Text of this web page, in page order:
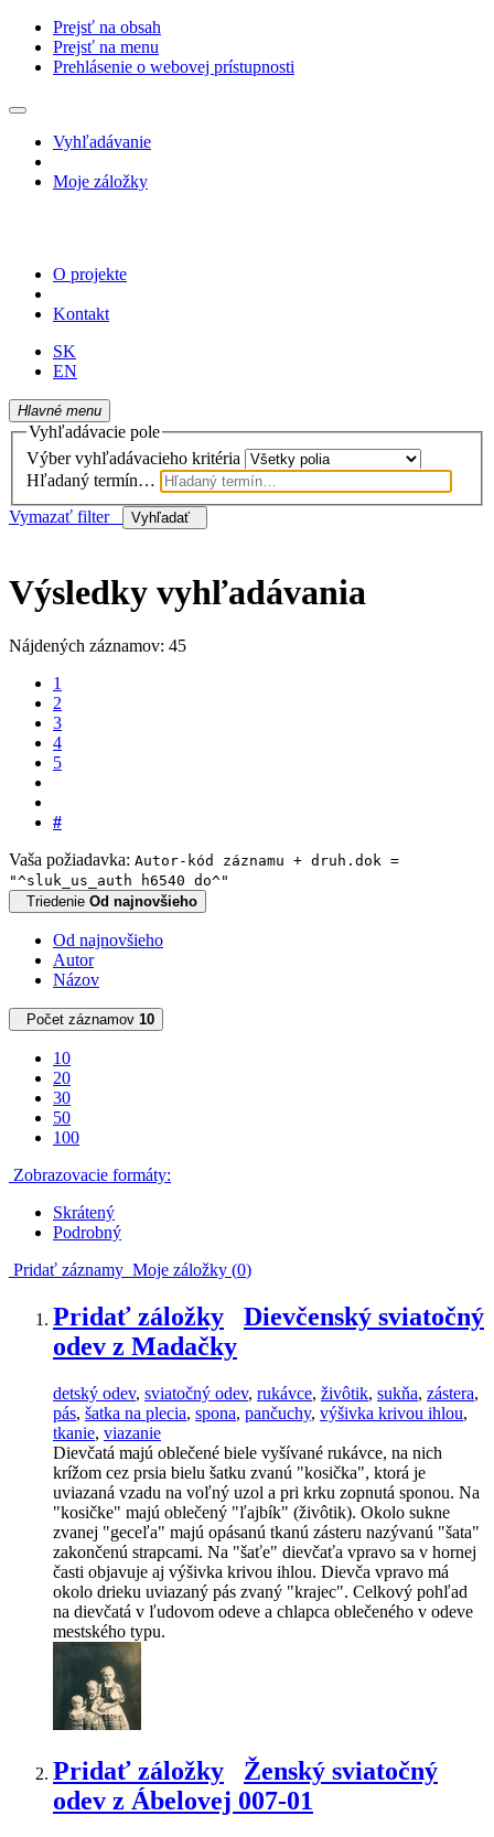
Prejsť na obsah
Prejsť na menu
Prehlásenie o webovej prístupnosti
Vyhľadávanie
Moje záložky
O projekte
Kontakt
SK
EN
Hlavné menu
Vyhľadávacie pole
Výber vyhľadávacieho kritéria
Hľadaný termín…
Vymazať filter
Vyhľadať
Výsledky vyhľadávania
Nájdených záznamov: 45
1
2
3
4
5
#
Vaša požiadavka: Autor-kód záznamu + druh.dok =
"^sluk_us_auth h6540 do^"
Triedenie Od najnovšieho
Od najnovšieho
Autor
Názov
Počet záznamov 10
10
20
30
50
100
Zobrazovacie formáty:
Skrátený
Podrobný
Pridať záznamy Moje záložky (0)
Pridať záložky
Dievčenský sviatočný
odev z Madačky
detský odev, sviatočný odev, rukávce, živôtik, sukňa, zástera,
pás, šatka na plecia, spona, pančuchy, výšivka krivou ihlou,
tkanie, viazanie
Dievčatá majú oblečené biele vyšívané rukávce, na nich
krížom cez prsia bielu šatku zvanú "kosička", ktorá je
uviazaná vzadu na voľný uzol a pri krku zopnutá sponou. Na
"kosičke" majú oblečený "ľajbík" (živôtik). Okolo sukne
zvanej "geceľa" majú opásanú tkanú zásteru nazývanú "šata"
zakončenú strapcami. Na "šaťe" dievčaťa vpravo sa v hornej
časti objavuje aj výšivka krivou ihlou. Dievča vpravo má
okolo drieku uviazaný pás zvaný "krajec". Celkový pohľad
na dievčatá v ľudovom odeve a chlapca oblečeného v odeve
mestského typu.
Pridať záložky
Ženský sviatočný
odev z Ábelovej 007-01